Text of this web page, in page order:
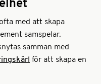
med att skapa
samspelar.
samman med
för att skapa en